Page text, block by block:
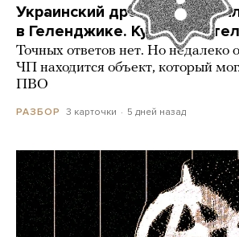
Украинский дрон попал по
в Геленджике. Куда он
Точных ответов нет. Но недалеко
ЧП находится объект, который
ПВО
РАЗБОР 3 карточки 5 дней назад